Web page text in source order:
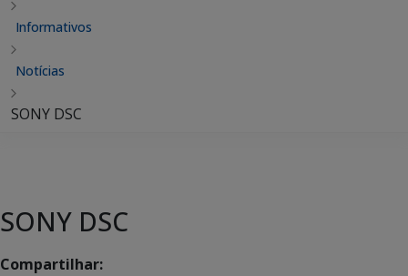
Informativos
Notícias
SONY DSC
SONY DSC
Compartilhar: